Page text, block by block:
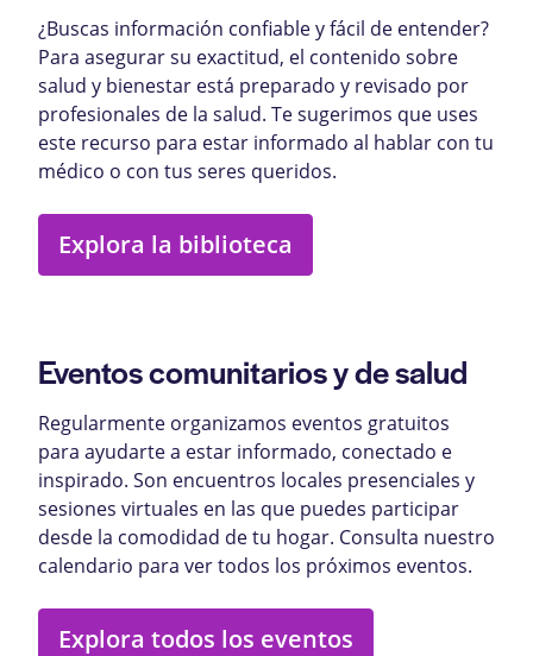
¿Buscas información confiable y fácil de entender?
Para asegurar su exactitud, el contenido sobre
salud y bienestar está preparado y revisado por
profesionales de la salud. Te sugerimos que uses
este recurso para estar informado al hablar con tu
médico o con tus seres queridos.
Explora la biblioteca
Eventos comunitarios y de salud
Regularmente organizamos eventos gratuitos
para ayudarte a estar informado, conectado e
inspirado. Son encuentros locales presenciales y
sesiones virtuales en las que puedes participar
desde la comodidad de tu hogar. Consulta nuestro
calendario para ver todos los próximos eventos.
Explora todos los eventos